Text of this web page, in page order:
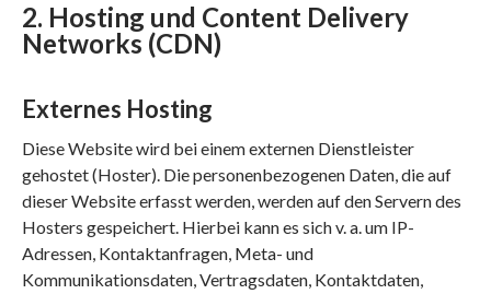
2. Hosting und Content Delivery
Networks (CDN)
Externes Hosting
Diese Website wird bei einem externen Dienstleister
gehostet (Hoster). Die personenbezogenen Daten, die auf
dieser Website erfasst werden, werden auf den Servern des
Hosters gespeichert. Hierbei kann es sich v. a. um IP-
Adressen, Kontaktanfragen, Meta- und
Kommunikationsdaten, Vertragsdaten, Kontaktdaten,